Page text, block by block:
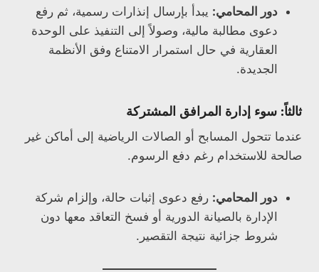
دور المحامي: يبدأ بإرسال إنذارات رسمية، ثم رفع
دعوى مطالبة مالية، وصولاً إلى التنفيذ على الوحدة
العقارية في حال استمرار الامتناع وفق الأنظمة
الجديدة.
ثالثاً: سوء إدارة المرافق المشتركة
عندما تتحول المسابح أو الصالات الرياضية إلى أماكن غير
صالحة للاستخدام رغم دفع الرسوم.
دور المحامي: رفع دعوى إثبات حالة، وإلزام شركة
الإدارة بالصيانة الدورية أو فسخ التعاقد معها دون
شروط جزائية نتيجة التقصير.